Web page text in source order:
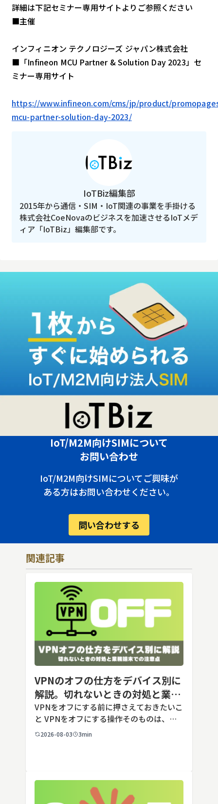
詳細は下記セミナー専用サイトよりご参照ください
■主催
インフィニオン テクノロジーズ ジャパン株式会社
■「Infineon MCU Partner & Solution Day 2023」セ
ミナー専用サイト
https://www.infineon.com/cms/jp/product/
mcu-partner-solution-day-2023/
IoTBiz編集部
2015年から通信・SIM・IoT関連の事業を手掛ける
株式会社CoeNovaのビジネスを加速させるIoTメデ
ィア「IoTBiz」編集部です。
IoT/M2M向けSIMについて
お問い合わせ
IoT/M2M向けSIMについてご興味が
ある方はお問い合わせください。
問い合わせする
関連記事
VPNのオフの仕方をデバイス別に
解説。切れないときの対処と業務
端末での注意点
VPNをオフにする前に押さえておきたいこ
と VPNをオフにする操作そのものは、ど
の端末でも数タップから数クリックで完了
2026-08-03 3min